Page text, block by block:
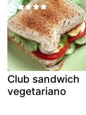
Club sandwich
vegetariano